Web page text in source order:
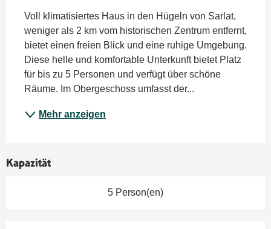
Voll klimatisiertes Haus in den Hügeln von Sarlat,
weniger als 2 km vom historischen Zentrum entfernt,
bietet einen freien Blick und eine ruhige Umgebung.
Diese helle und komfortable Unterkunft bietet Platz
für bis zu 5 Personen und verfügt über schöne
Räume. Im Obergeschoss umfasst der...
Mehr anzeigen
Kapazität
5 Person(en)